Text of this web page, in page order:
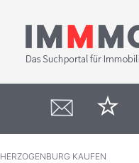
HERZOGENBURG KAUFEN